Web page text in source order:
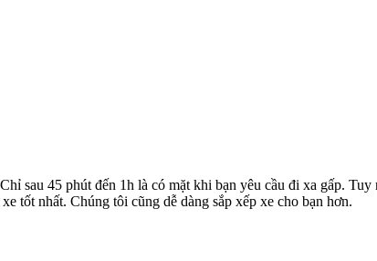
sau 45 phút đến 1h là có mặt khi bạn yêu cầu đi xa gấp.
tốt nhất. Chúng tôi cũng dễ dàng sắp xếp xe cho bạn hơn.